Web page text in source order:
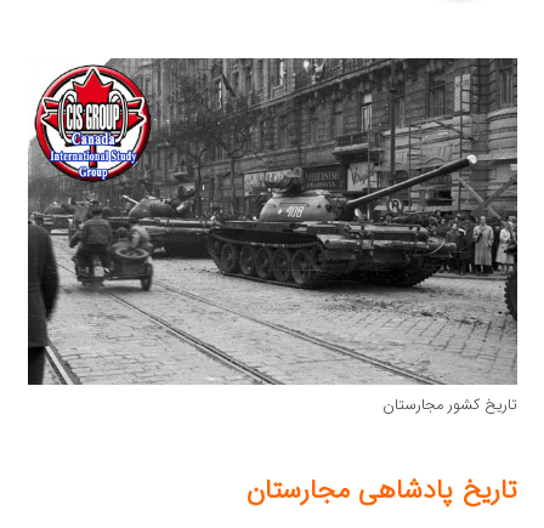
تاریخ کشور مجارستان
تاریخ پادشاهی مجارستان